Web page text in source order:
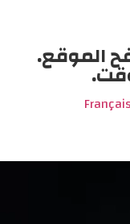
الموقع.
Français